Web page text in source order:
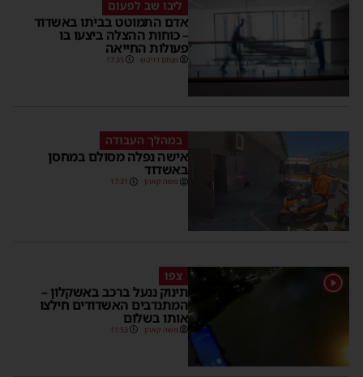
ליבו שב לפעום
אדם התמוטט בביתו באשדוד
– כוחות ההצלה ביצעו בו
פעולות החייאה
מנחם דויטש 17:35
במהלך העבודה
אישה נפלה מסולם במחסן
באשדוד
משה קאהן 17:31
צפו
תינוק ננעל ברכב באשקלון –
המתנדבים האשדודים חילצו
אותו בשלום
משה קאהן 11:53